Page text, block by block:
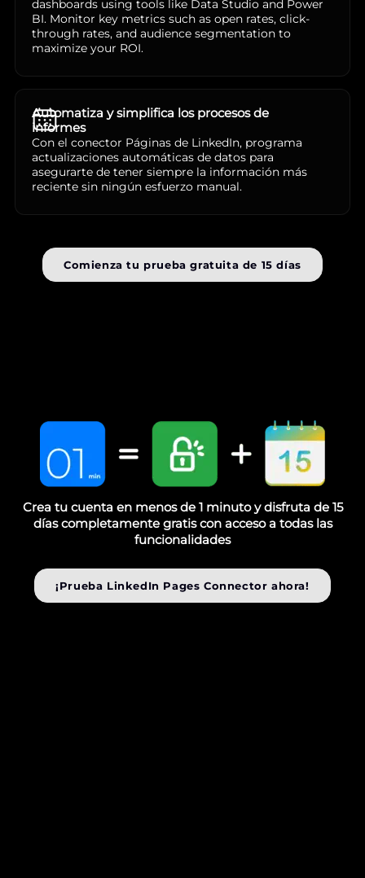
dashboards using tools like Data Studio and Power
BI. Monitor key metrics such as open rates, click-
through rates, and audience segmentation to
maximize your ROI.
Automatiza y simplifica los procesos de
informes
Con el conector Páginas de LinkedIn, programa
actualizaciones automáticas de datos para
asegurarte de tener siempre la información más
reciente sin ningún esfuerzo manual.
Comienza tu prueba gratuita de 15 días
Crea tu cuenta en menos de 1 minuto y disfruta de 15
días completamente gratis con acceso a todas las
funcionalidades
¡Prueba LinkedIn Pages Connector ahora!